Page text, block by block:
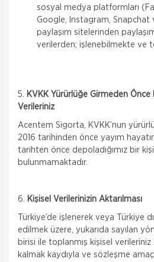
sosyal medya platformları
Google, Instagram, Snapchat
paylaşım sitelerinden
verilerden; işlenebilmekte ve
5. KVKK Yürürlüğe Girmeden Önce
Verileriniz
Acentem Sigorta, KVKK’nun
2016 tarihinden önce yayım
tarihten önce depoladığımız bir
bulunmamaktadır.
6. Kişisel Verilerinizin Aktarılması
Türkiye’de işlenerek veya Türkiye
edilmek üzere, yukarıda sayılan
birisi ile toplanmış kişisel verileriniz
kalmak kaydıyla ve sözleşme